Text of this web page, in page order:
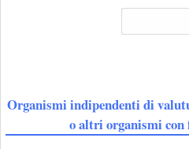
Organismi indipendenti di
o altri organismi con